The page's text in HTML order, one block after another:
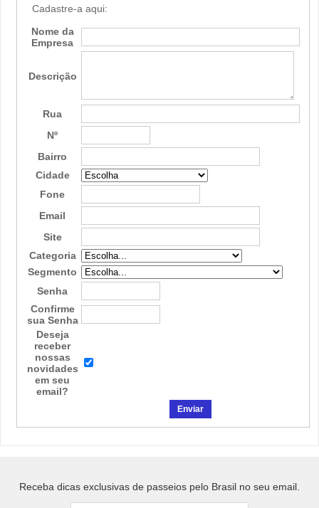
Cadastre-a aqui:
Nome da
Empresa
Descrição
Rua
Nº
Bairro
Cidade
Fone
Email
Site
Categoria
Segmento
Senha
Confirme
sua Senha
Deseja
receber
nossas
novidades
em seu
email?
Receba dicas exclusivas de passeios pelo Brasil no seu email.